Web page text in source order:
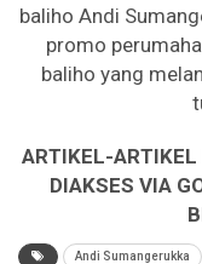
baliho Andi
promo
baliho yang
ARTIKEL-
DIAKSES VIA
Andi Sumangerukka